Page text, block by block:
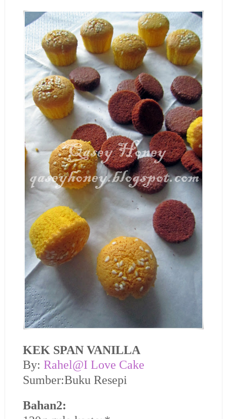
KEK SPAN VANILLA
By: Rahel@I Love Cake
Sumber:Buku Resepi
Bahan2: